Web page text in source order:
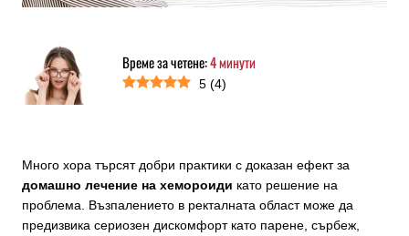
Време за четене:4минути
5 (4)
Много хора търсят добри практики с доказан ефект за
домашно лечение на хемороиди като решение на
проблема. Възпалението в ректалната област може да
предизвика сериозен дискомфорт като парене, сърбеж,